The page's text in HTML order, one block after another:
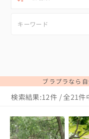
ブラプラなら
検索結果:12件 / 全21件